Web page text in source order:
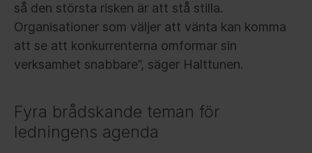
så den största risken är att stå stilla.
Organisationer som väljer att vänta kan komma
att se att konkurrenterna omformar sin
verksamhet snabbare”, säger Halttunen.
Fyra brådskande teman för
ledningens agenda